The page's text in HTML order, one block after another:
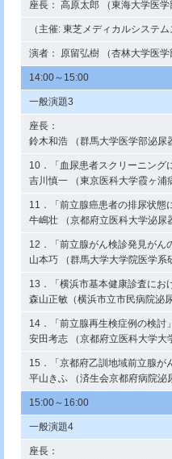
座長： 高原太郎 （東海大学医学
（主催: 東芝メディカルシステ
演者： 原留弘樹 （杏林大学医
14:00～15:00
一般演題3
座長：
鈴木和浩 （群馬大学医学部泌尿
10．「血尿患者スクリーニン
吉川慎一 （東京医科大学霞ヶ浦
11．「前立腺癌患者の排尿状態
牛嶋壮 （京都府立医科大学泌尿
12．「前立腺がん検診発見がん
山本巧 （群馬大学大学院医学系
13．「横浜市基本健康診査にお
森山正敏（横浜市立市民病院泌
14．「前立腺再生検症例の検討
安田考志 （京都府立医科大学
15．「京都府乙訓地域前立腺が
平山きふ （済生会京都府病院泌
15:00～16:00
一般演題4
座長：